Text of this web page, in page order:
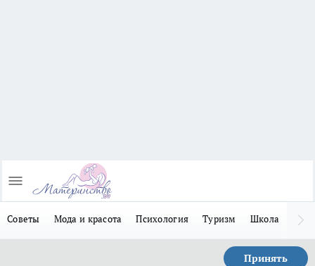
Советы Мода и красота Психология Туризм Школа
Принять